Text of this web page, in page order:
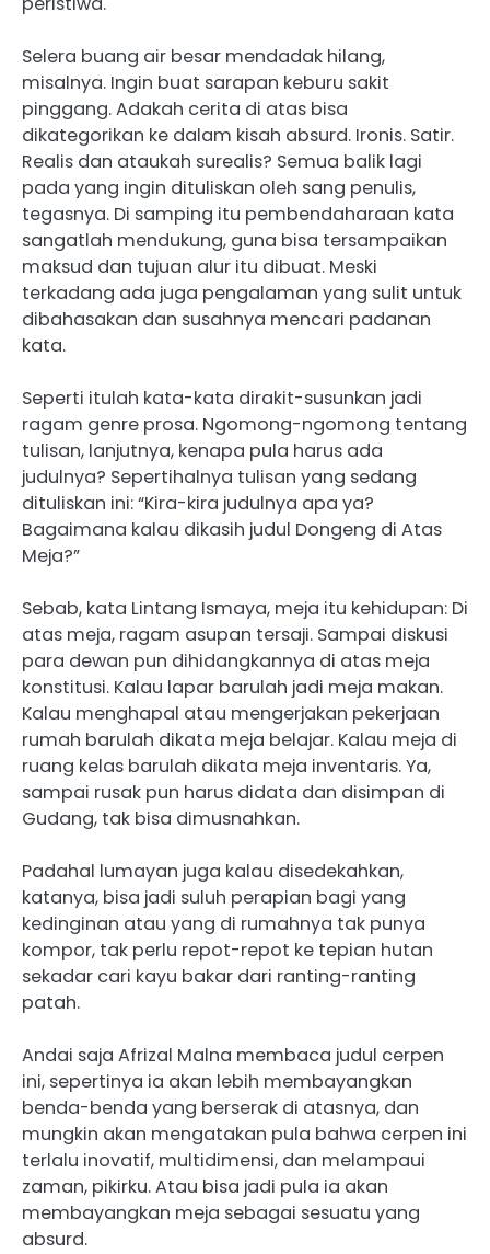
Selera buang air besar mendadak hilang,
misalnya. Ingin buat sarapan keburu sakit
pinggang. Adakah cerita di atas bisa
dikategorikan ke dalam kisah absurd. Ironis. Satir.
Realis dan ataukah surealis? Semua balik lagi
pada yang ingin dituliskan oleh sang penulis,
tegasnya. Di samping itu pembendaharaan kata
sangatlah mendukung, guna bisa tersampaikan
maksud dan tujuan alur itu dibuat. Meski
terkadang ada juga pengalaman yang sulit untuk
dibahasakan dan susahnya mencari padanan
kata.
Seperti itulah kata-kata dirakit-susunkan jadi
ragam genre prosa. Ngomong-ngomong tentang
tulisan, lanjutnya, kenapa pula harus ada
judulnya? Sepertihalnya tulisan yang sedang
dituliskan ini: “Kira-kira judulnya apa ya?
Bagaimana kalau dikasih judul Dongeng di Atas
Meja?”
Sebab, kata Lintang Ismaya, meja itu kehidupan: Di
atas meja, ragam asupan tersaji. Sampai diskusi
para dewan pun dihidangkannya di atas meja
konstitusi. Kalau lapar barulah jadi meja makan.
Kalau menghapal atau mengerjakan pekerjaan
rumah barulah dikata meja belajar. Kalau meja di
ruang kelas barulah dikata meja inventaris. Ya,
sampai rusak pun harus didata dan disimpan di
Gudang, tak bisa dimusnahkan.
Padahal lumayan juga kalau disedekahkan,
katanya, bisa jadi suluh perapian bagi yang
kedinginan atau yang di rumahnya tak punya
kompor, tak perlu repot-repot ke tepian hutan
sekadar cari kayu bakar dari ranting-ranting
patah.
Andai saja Afrizal Malna membaca judul cerpen
ini, sepertinya ia akan lebih membayangkan
benda-benda yang berserak di atasnya, dan
mungkin akan mengatakan pula bahwa cerpen ini
terlalu inovatif, multidimensi, dan melampaui
zaman, pikirku. Atau bisa jadi pula ia akan
membayangkan meja sebagai sesuatu yang
absurd.